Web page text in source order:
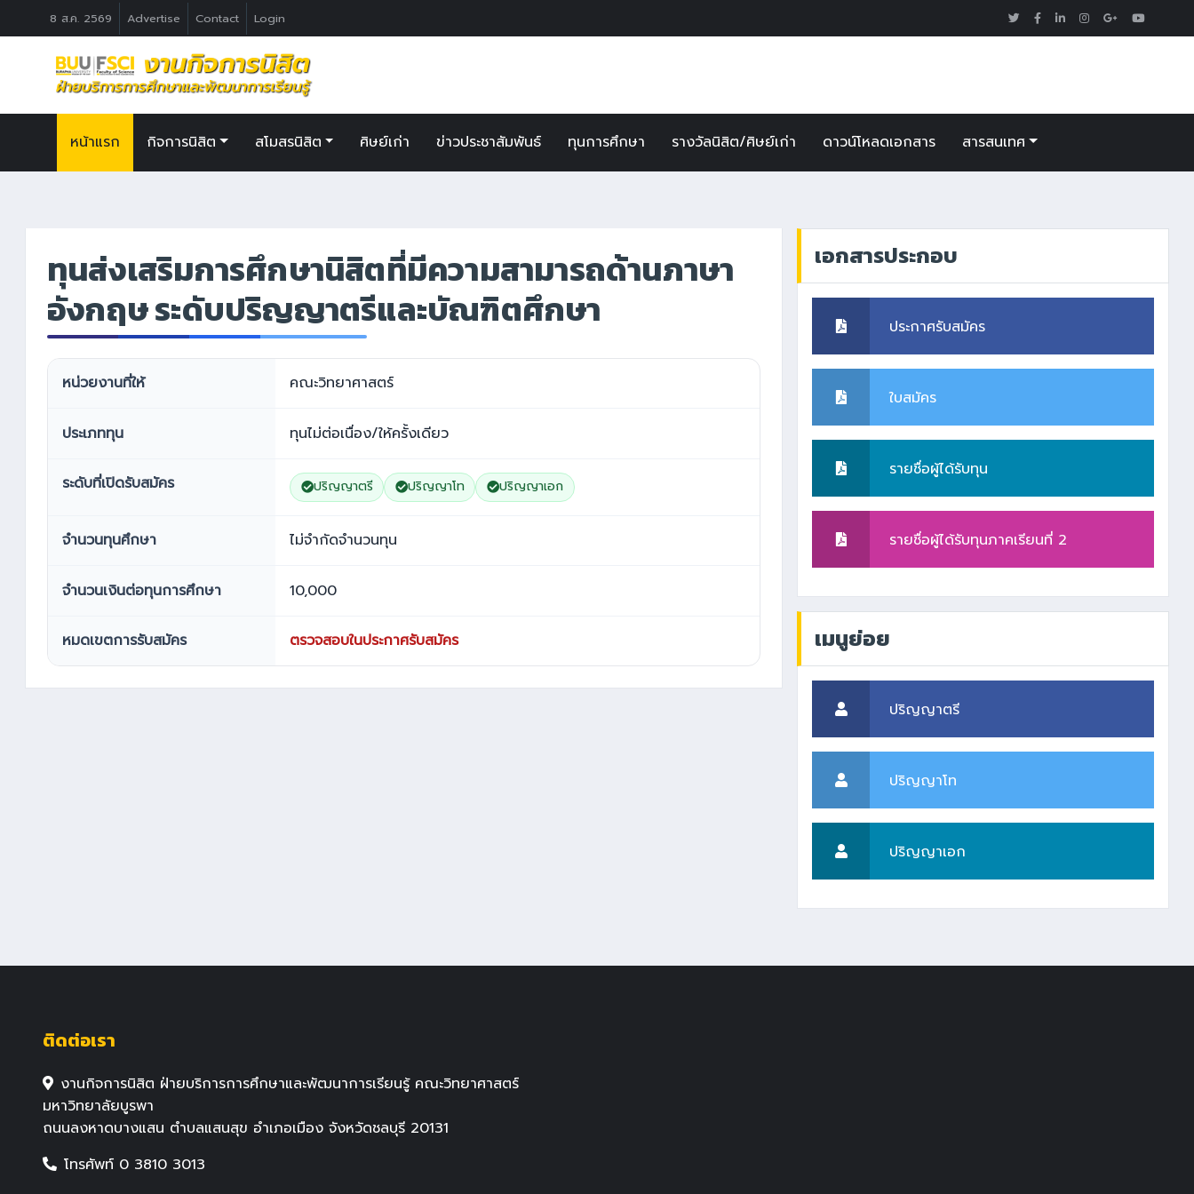
8 ส.ค. 2569 Advertise Contact Login
หน้าแรก กิจการนิสิต สโมสรนิสิต ศิษย์เก่า ข่าวประชาสัมพันธ์ ทุนการศึกษา รางวัลนิสิต/ศิษย์เก่า ดาวน์โหลดเอกสาร สารสนเทศ
ทุนส่งเสริมการศึกษานิสิตที่มีความสามารถด้านภาษา
อังกฤษ ระดับปริญญาตรีและบัณฑิตศึกษา
หน่วยงานที่ให้ คณะวิทยาศาสตร์
ประเภททุน ทุนไม่ต่อเนื่อง/ให้ครั้งเดียว
ระดับที่เปิดรับสมัคร ปริญญาตรี ปริญญาโท ปริญญาเอก
จำนวนทุนศึกษา ไม่จำกัดจำนวนทุน
จำนวนเงินต่อทุนการศึกษา 10,000
หมดเขตการรับสมัคร ตรวจสอบในประกาศรับสมัคร
เอกสารประกอบ
ประกาศรับสมัคร
ใบสมัคร
รายชื่อผู้ได้รับทุน
รายชื่อผู้ได้รับทุนภาคเรียนที่ 2
เมนูย่อย
ปริญญาตรี
ปริญญาโท
ปริญญาเอก
ติดต่อเรา
งานกิจการนิสิต ฝ่ายบริการการศึกษาและพัฒนาการเรียนรู้ คณะวิทยาศาสตร์
มหาวิทยาลัยบูรพา
ถนนลงหาดบางแสน ตำบลแสนสุข อำเภอเมือง จังหวัดชลบุรี 20131
โทรศัพท์ 0 3810 3013